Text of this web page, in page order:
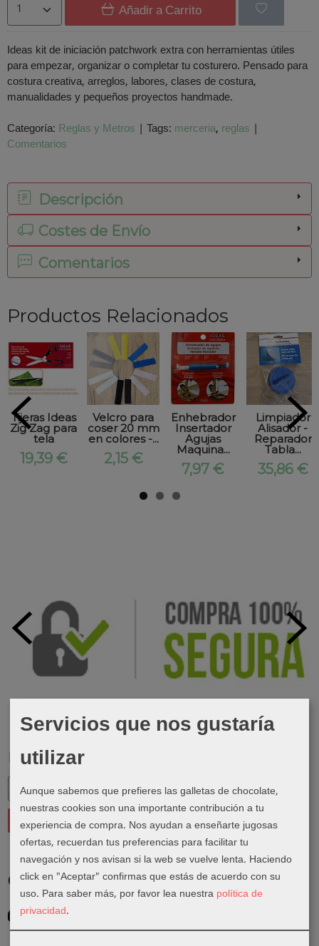
Marcas
Costes de Envío
GRATIS *
Añadir a Carrito
Ideas kit de iniciación patchwork extra con herramientas útiles
para empezar, organizar o completar tu costurero. Pensado para
costura creativa, arreglos, labores, clases de costura,
manualidades y pequeños proyectos handmade.
Categoría: Reglas y Metros | Tags: merceria reglas |
Comentarios
Descripción
Costes de Envío
Comentarios
Productos Relacionados
Tijeras Ideas
Zig Zag para
tela
19,39 €
Velcro para
coser 20 mm
en colores -...
2,15 €
Enhebrador
Insertador
Agujas
Maquina...
7,97 €
Limpiador
Alisador -
Reparador
Tabla...
35,86 €
Servicios que nos gustaría
utilizar
Aunque sabemos que prefieres las galletas de chocolate,
nuestras cookies son una importante contribución a tu
experiencia de compra. Nos ayudan a enseñarte jugosas
ofertas, recuerdan tus preferencias para facilitar tu
navegación y nos avisan si la web se vuelve lenta. Haciendo
click en "Aceptar" confirmas que estás de acuerdo con su
uso. Para saber más, por favor lea nuestra política de
privacidad.